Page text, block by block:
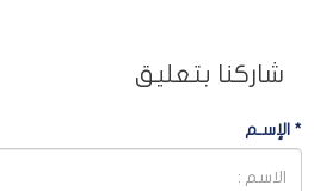
شاركنا بتعليق
* الإسـم